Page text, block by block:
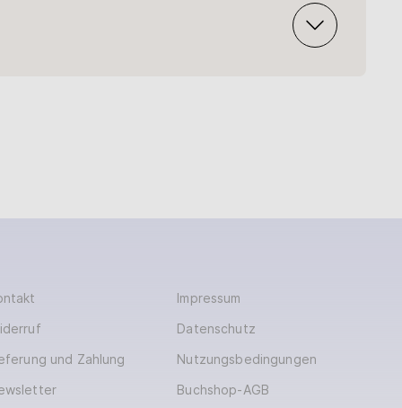
und Zahlung
Impressum
Datenschutz
Nutzungsbedingungen
Buchshop-AGB